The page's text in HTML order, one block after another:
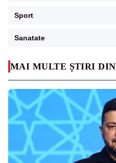
MAI MULTE ȘTIRI DIN
Sport
Sanatate